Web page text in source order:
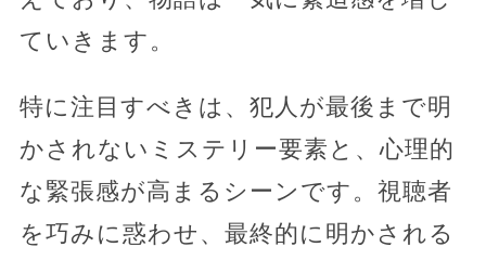
ていきます。
特に注目すべきは、犯人が最後まで明
かされないミステリー要素と、心理的
な緊張感が高まるシーンです。視聴者
を巧みに惑わせ、最終的に明かされる